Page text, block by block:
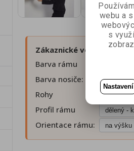
Zákaznické volby:
Barva rámu
Barva nosiče:
Rohy
Profil rámu
Orientace rámu:
webu a
s
Nastavení